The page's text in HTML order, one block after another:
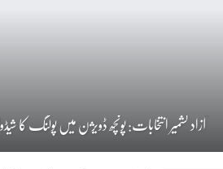
آزاد کشمیر انتخابات: پونچھ ڈویژن میں پولنگ کا